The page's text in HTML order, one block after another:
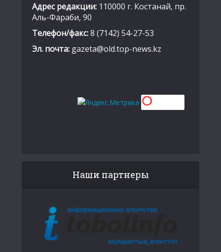
Адрес редакции: 110000 г. Костанай, пр.
Аль-Фараби, 90
Телефон/факс:8 (7142) 54-27-53
Эл. почта: gazeta@old.top-news.kz
Наши партнеры